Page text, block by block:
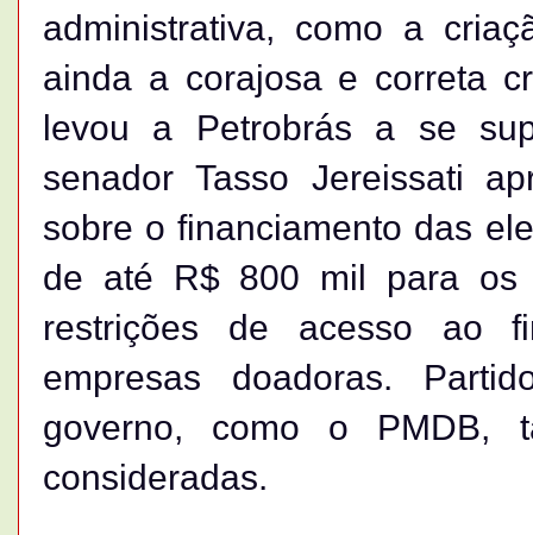
administrativa, como a
ainda a corajosa e correta
levou a Petrobrás a se
senador Tasso Jereissati
sobre o financiamento das
de até R$ 800 mil para os
restrições de acesso ao
empresas doadoras.
governo, como o PMDB,
consideradas.